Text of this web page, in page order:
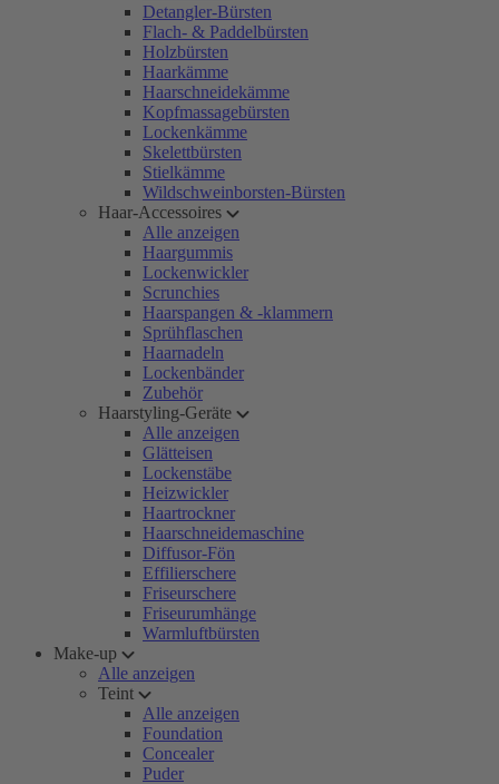
Detangler-Bürsten
Flach- & Paddelbürsten
Holzbürsten
Haarkämme
Haarschneidekämme
Kopfmassagebürsten
Lockenkämme
Skelettbürsten
Stielkämme
Wildschweinborsten-Bürsten
Haar-Accessoires
Alle anzeigen
Haargummis
Lockenwickler
Scrunchies
Haarspangen & -klammern
Sprühflaschen
Haarnadeln
Lockenbänder
Zubehör
Haarstyling-Geräte
Alle anzeigen
Glätteisen
Lockenstäbe
Heizwickler
Haartrockner
Haarschneidemaschine
Diffusor-Fön
Effilierschere
Friseurschere
Friseurumhänge
Warmluftbürsten
Make-up
Alle anzeigen
Teint
Alle anzeigen
Foundation
Concealer
Puder